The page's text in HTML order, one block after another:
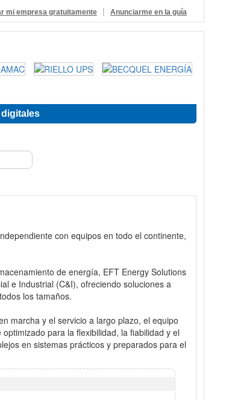
mi empresa gratuitamente | Anunciarme en la guía
digitales
con equipos en todo el continente,
de energía, EFT Energy Solutions
e Industrial (C&I), ofreciendo soluciones a
los tamaños.
marcha y el servicio a largo plazo, el equipo
para la flexibilidad, la fiabilidad y el
en sistemas prácticos y preparados para el